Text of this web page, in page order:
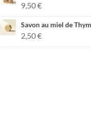
9,50€
Savon au miel de
2,50€